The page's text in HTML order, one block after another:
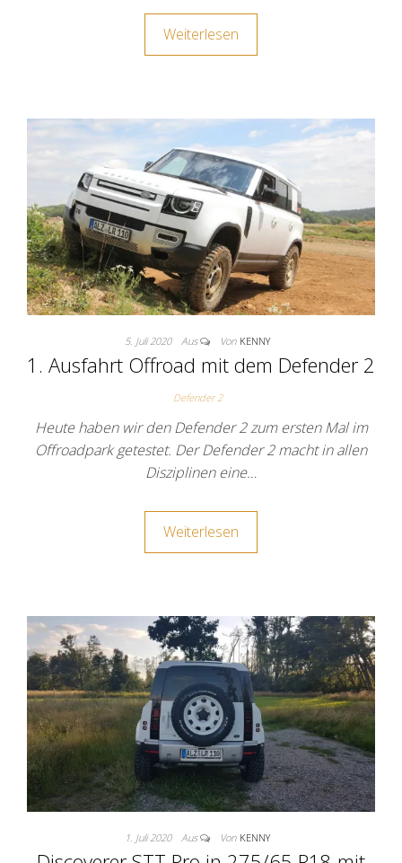
Weiterlesen
5. Juli 2020 Aus Von KENNY
1. Ausfahrt Offroad mit dem Defender 2
Defender 2
Heute haben wir den Defender 2 zum ersten Mal im
Offroadpark getestet. Der Defender 2 macht in allen
Disziplinen eine…
Weiterlesen
1. Juli 2020 Aus Von KENNY